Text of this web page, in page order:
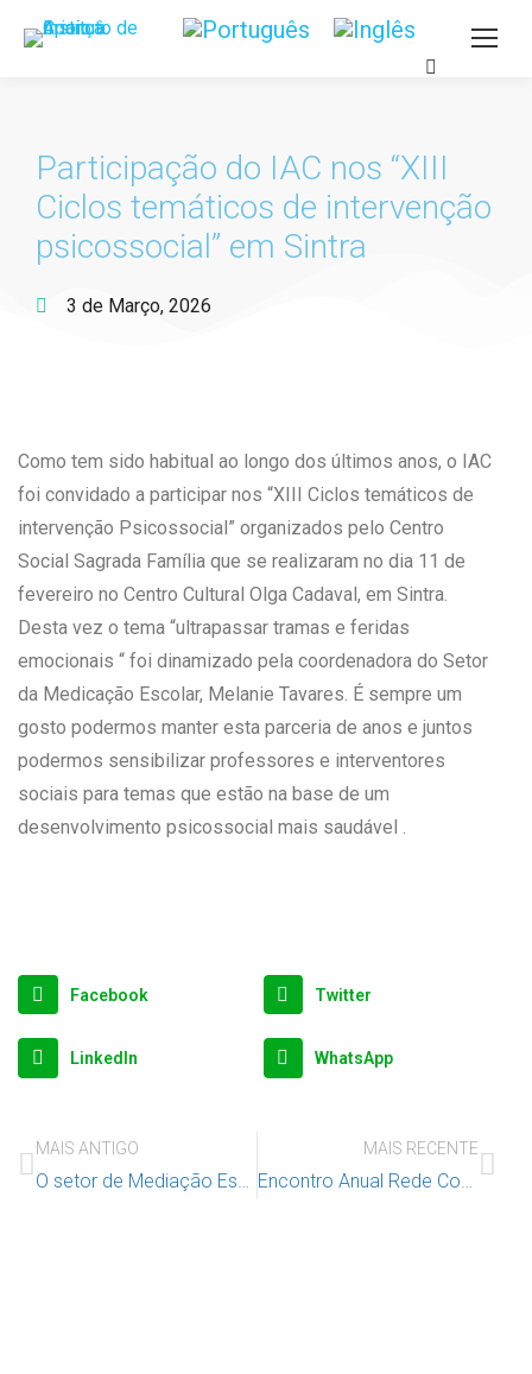
Participação do IAC nos “XIII
Ciclos temáticos de intervenção
psicossocial” em Sintra
3 de Março, 2026
Como tem sido habitual ao longo dos últimos anos, o IAC
foi convidado a participar nos “XIII Ciclos temáticos de
intervenção Psicossocial” organizados pelo Centro
Social Sagrada Família que se realizaram no dia 11 de
fevereiro no Centro Cultural Olga Cadaval, em Sintra.
Desta vez o tema “ultrapassar tramas e feridas
emocionais “ foi dinamizado pela coordenadora do Setor
da Medicação Escolar, Melanie Tavares. É sempre um
gosto podermos manter esta parceria de anos e juntos
podermos sensibilizar professores e interventores
sociais para temas que estão na base de um
desenvolvimento psicossocial mais saudável .
Facebook Twitter
LinkedIn WhatsApp
MAIS ANTIGO
O setor de Mediação Escolar do IAC realizou várias ações de sensibilização de combate ao bullying
MAIS RECENTE
Encontro Anual Rede Construir Juntos “Erotização e exposição a outros conteúdos nefastos, consequências para o desenvolvimento das crianças e adolescentes”